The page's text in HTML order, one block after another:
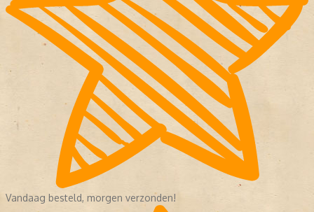
Vandaag besteld, morgen verzonden!